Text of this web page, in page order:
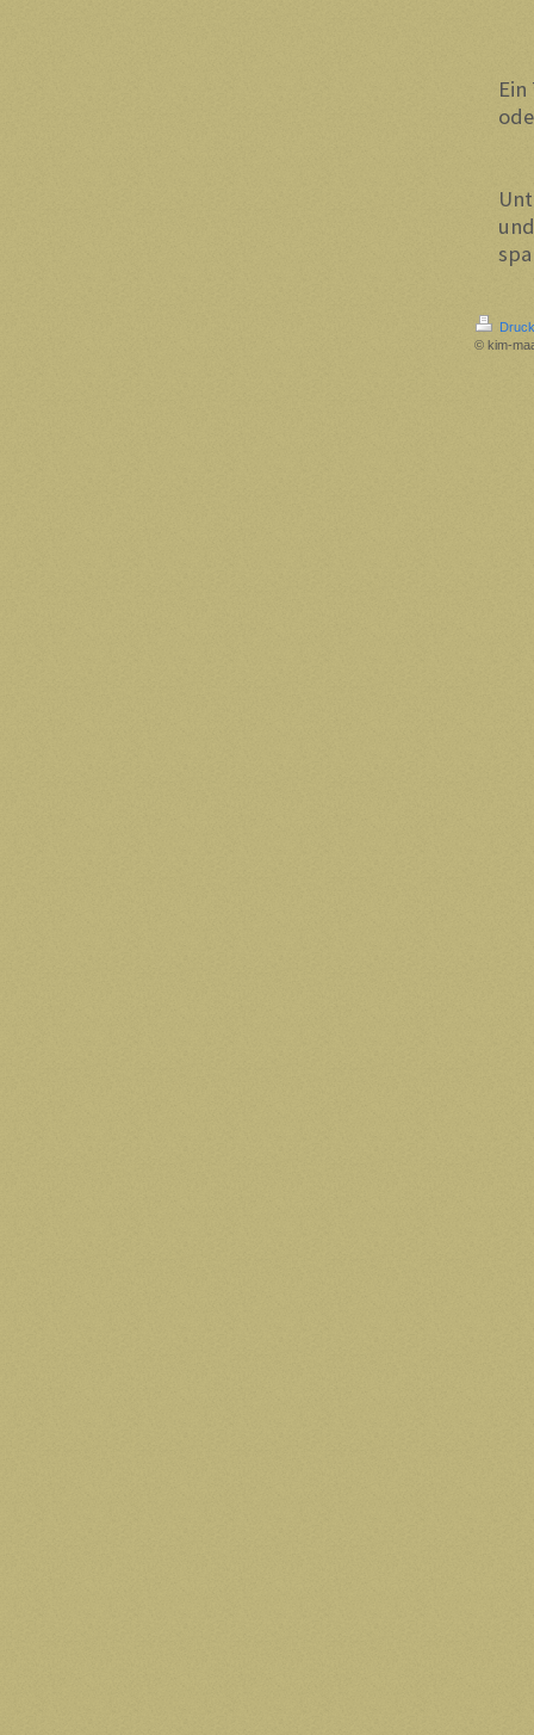
© kim-